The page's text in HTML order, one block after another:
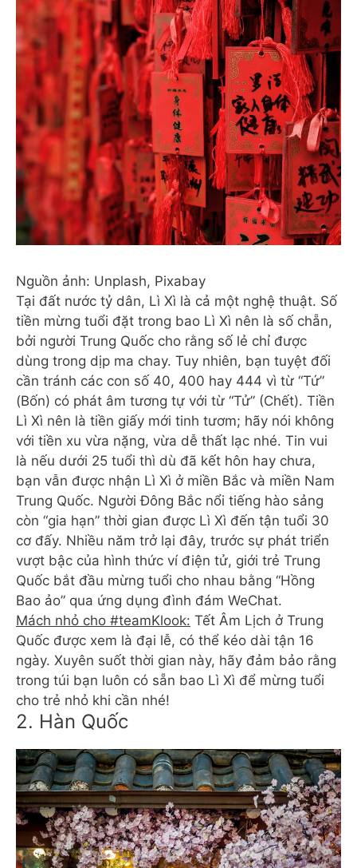
Nguồn ảnh: Unplash, Pixabay
Tại đất nước tỷ dân, Lì Xì là cả một nghệ thuật. Số
tiền mừng tuổi đặt trong bao Lì Xì nên là số chẵn,
bởi người Trung Quốc cho rằng số lẻ chỉ được
dùng trong dịp ma chay. Tuy nhiên, bạn tuyệt đối
cần tránh các con số 40, 400 hay 444 vì từ “Tứ”
(Bốn) có phát âm tương tự với từ “Tử” (Chết). Tiền
Lì Xì nên là tiền giấy mới tinh tươm; hãy nói không
với tiền xu vừa nặng, vừa dễ thất lạc nhé. Tin vui
là nếu dưới 25 tuổi thì dù đã kết hôn hay chưa,
bạn vẫn được nhận Lì Xì ở miền Bắc và miền Nam
Trung Quốc. Người Đông Bắc nổi tiếng hào sảng
còn “gia hạn” thời gian được Lì Xì đến tận tuổi 30
cơ đấy. Nhiều năm trở lại đây, trước sự phát triển
vượt bậc của hình thức ví điện tử, giới trẻ Trung
Quốc bắt đầu mừng tuổi cho nhau bằng “Hồng
Bao ảo” qua ứng dụng đình đám WeChat.
Mách nhỏ cho #teamKlook: Tết Âm Lịch ở Trung
Quốc được xem là đại lễ, có thể kéo dài tận 16
ngày. Xuyên suốt thời gian này, hãy đảm bảo rằng
trong túi bạn luôn có sẵn bao Lì Xì để mừng tuổi
cho trẻ nhỏ khi cần nhé!
2. Hàn Quốc